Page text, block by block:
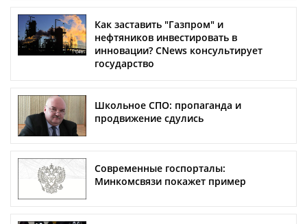
Как заставить "Газпром" и
нефтяников инвестировать в
инновации? CNews консультирует
государство
Школьное СПО: пропаганда и
продвижение сдулись
Современные госпорталы:
Минкомсвязи покажет пример